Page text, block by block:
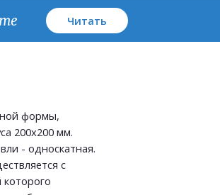
Читать
формы,
200х200 мм.
- односкатная.
с